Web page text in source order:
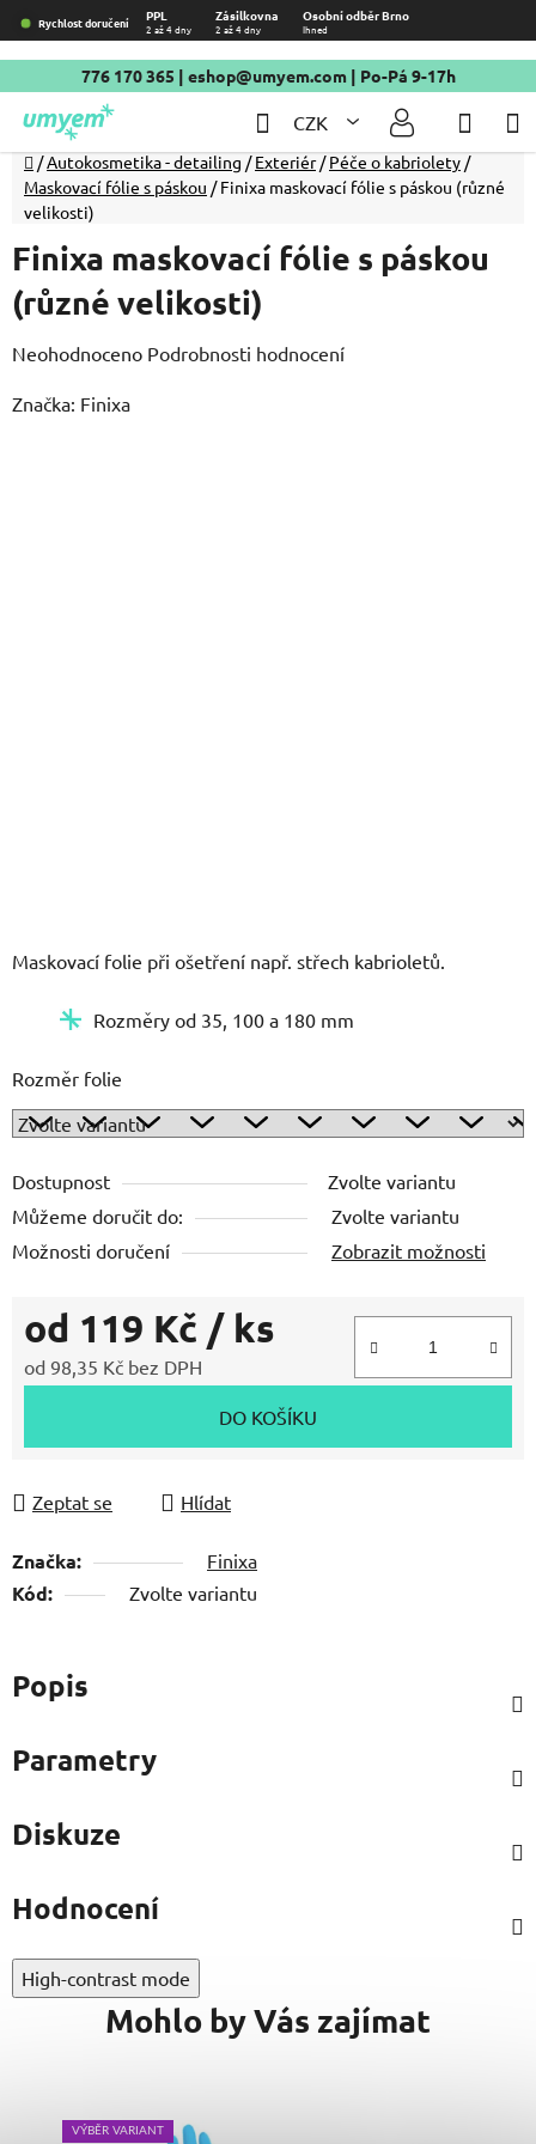
Přejít
na
obsah
Rychlost doručení PPL Zásilkovna Osobní odběr Brno
2 až 4 dny 2 až 4 dny Ihned
776 170 365 | eshop@umyem.com| Po-Pá 9-17h
CZK
Hledat
Domů
/Autokosmetika - detailing / Exteriér / Péče o kabriolety /
Maskovací fólie s páskou / Finixa maskovací fólie s páskou (různé
velikosti)
Maskovací folie při ošetření např. střech kabrioletů.
Rozměry od 35, 100 a 180 mm
Rozměr folie
Dostupnost
Zvolte variantu
Můžeme doručit do:
Zvolte variantu
Možnosti doručení
Zobrazit možnosti
od 119 Kč / ks
od 98,35 Kč bez DPH
DO KOŠÍKU
Zeptat se Hlídat
Značka: Finixa
Kód: Zvolte variantu
Finixa maskovací fólie s páskou
(různé velikosti)
Průměrné
produktu
Neohodnoceno Podrobnosti hodnocení
Značka: Finixa
Popis
Parametry
Diskuze
Hodnocení
High-contrast mode
Mohlo by Vás zajímat
VÝBĚR VARIANT